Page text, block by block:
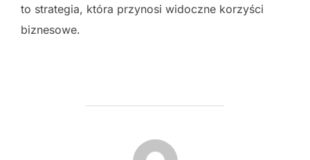
to strategia, która przynosi widoczne korzyści
biznesowe.
POST AUTHOR